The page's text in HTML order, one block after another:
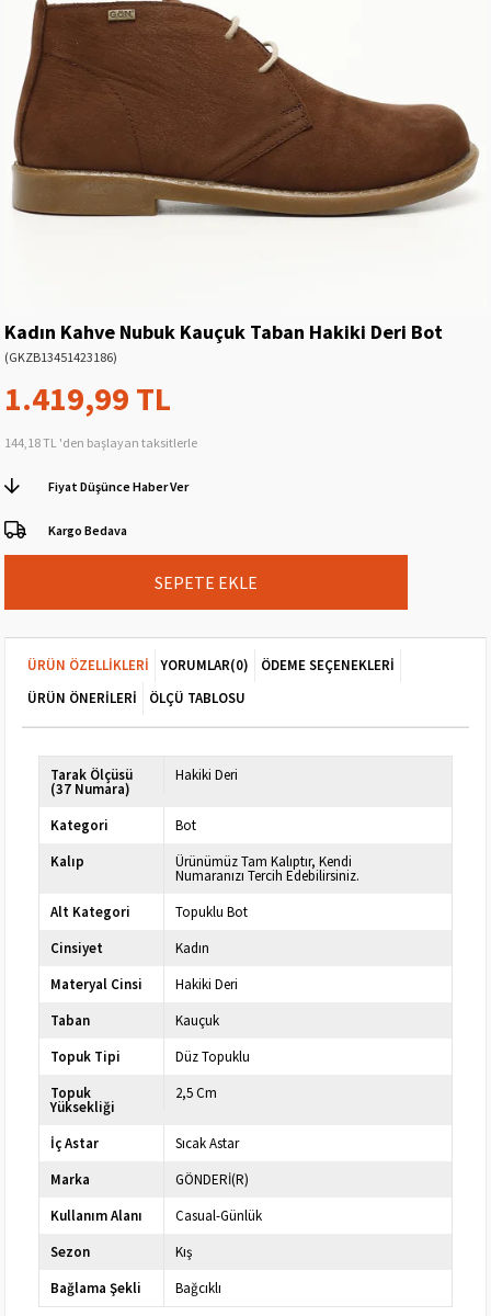
Kadın Kahve Nubuk Kauçuk Taban Hakiki Deri Bot
(GKZB13451423186)
1.419,99 TL
144,18 TL 'den başlayan taksitlerle
Fiyat Düşünce Haber Ver
Kargo Bedava
ÜRÜN ÖZELLIKLERI YORUMLAR(0)
ÖDEME SEÇENEKLERI
ÜRÜN ÖNERILERI
ÖLÇÜ TABLOSU
Tarak Ölçüsü
(37 Numara)
Hakiki Deri
Kategori
Bot
Kalıp
Ürünümüz Tam Kalıptır, Kendi
Numaranızı Tercih Edebilirsiniz.
Alt Kategori
Topuklu Bot
Cinsiyet
Kadın
Materyal Cinsi
Hakiki Deri
Taban
Kauçuk
Topuk Tipi
Düz Topuklu
Topuk
Yüksekliği
2,5 Cm
İç Astar
Sıcak Astar
Marka
GÖNDERİ(R)
Kullanım Alanı
Casual-Günlük
Sezon
Kış
Bağlama Şekli
Bağcıklı